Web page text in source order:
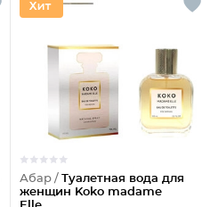
Абар / Туалетная вода для
женщин Koko madame